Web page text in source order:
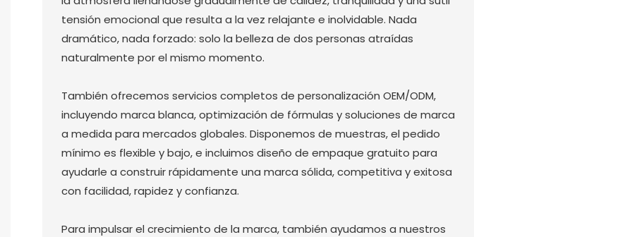
tensión emocional que resulta a la vez relajante e inolvidable. Nada
dramático, nada forzado: solo la belleza de dos personas atraídas
naturalmente por el mismo momento.
También ofrecemos servicios completos de personalización OEM/ODM,
incluyendo marca blanca, optimización de fórmulas y soluciones de marca
a medida para mercados globales. Disponemos de muestras, el pedido
mínimo es flexible y bajo, e incluimos diseño de empaque gratuito para
ayudarle a construir rápidamente una marca sólida, competitiva y exitosa
con facilidad, rapidez y confianza.
Para impulsar el crecimiento de la marca, también ayudamos a nuestros